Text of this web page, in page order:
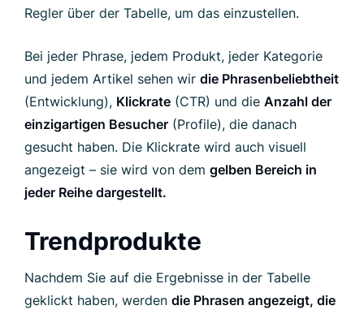
Regler über der Tabelle, um das einzustellen.
Bei jeder Phrase, jedem Produkt, jeder Kategorie
und jedem Artikel sehen wir die Phrasenbeliebtheit
(Entwicklung), Klickrate (CTR) und die Anzahl der
einzigartigen Besucher (Profile), die danach
gesucht haben. Die Klickrate wird auch visuell
angezeigt – sie wird von dem gelben Bereich in
jeder Reihe dargestellt.
Trendprodukte
Nachdem Sie auf die Ergebnisse in der Tabelle
geklickt haben, werden die Phrasen angezeigt, die